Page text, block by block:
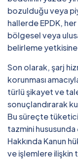
bozulduğu veya
hallerde EPDK,
bölgesel veya
belirleme
Son olarak, şarj
korunması
türlü şikayet ve
sonuçlandırarak
Bu süreçte tüketici
tazmini hususunda
Hakkında Kanun
ve işlemlere ilişkin